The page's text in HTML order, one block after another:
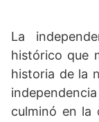
La
histórico que
historia de la
culminó en la